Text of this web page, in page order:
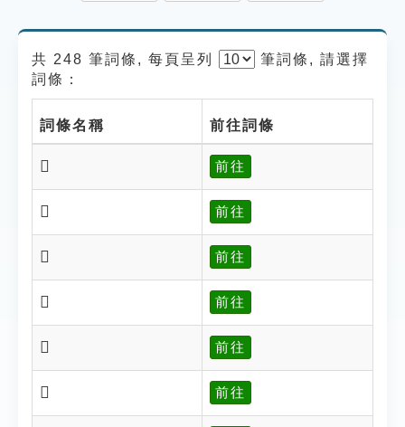
共 248 筆詞條, 每頁呈列 筆詞條, 請選擇
詞條：
詞條名稱 前往詞條
𣤜 前往
𣤜 前往
𣤠 前往
𣤡 前往
𣤢 前往
𣤣 前往